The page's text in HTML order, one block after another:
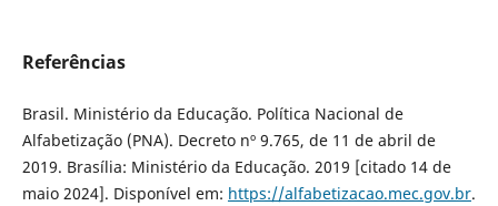
Referências
Brasil. Ministério da Educação. Política Nacional de
Alfabetização (PNA). Decreto nº 9.765, de 11 de abril de
2019. Brasília: Ministério da Educação. 2019 [citado 14 de
maio 2024]. Disponível em: https://alfabetizacao.mec.gov.br.